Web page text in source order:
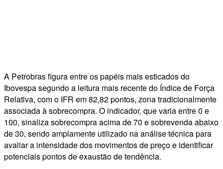
A Petrobras figura entre os papéis mais esticados do
Ibovespa segundo a leitura mais recente do Índice de Força
Relativa, com o IFR em 82,82 pontos, zona tradicionalmente
associada à sobrecompra. O indicador, que varia entre 0 e
100, sinaliza sobrecompra acima de 70 e sobrevenda abaixo
de 30, sendo amplamente utilizado na análise técnica para
avaliar a intensidade dos movimentos de preço e identificar
potenciais pontos de exaustão de tendência.